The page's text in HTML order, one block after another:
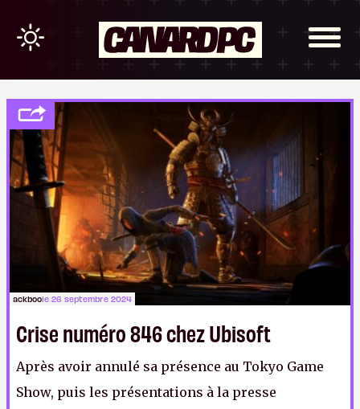
ackboole 26 septembre 2024
Crise numéro 846 chez Ubisoft
Après avoir annulé sa présence au Tokyo Game
Show, puis les présentations à la presse